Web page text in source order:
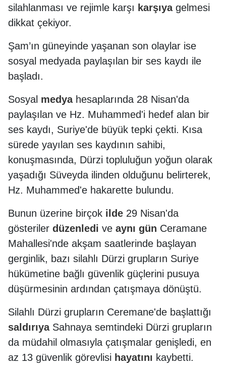
silahlanması ve rejimle karşı karşıyagelmesi
dikkat çekiyor.
Şam’ın güneyinde yaşanan son olaylar ise
sosyal medyada paylaşılan bir ses kaydı ile
başladı.
Sosyal medyahesaplarında 28 Nisan'da
paylaşılan ve Hz. Muhammed'i hedef alan bir
ses kaydı, Suriye'de büyük tepki çekti. Kısa
sürede yayılan ses kaydının sahibi,
konuşmasında, Dürzi topluluğun yoğun olarak
yaşadığı Süveyda ilinden olduğunu belirterek,
Hz. Muhammed'e hakarette bulundu.
Bunun üzerine birçok ilde 29 Nisan'da
gösteriler düzenledi ve aynı gün Ceramane
Mahallesi'nde akşam saatlerinde başlayan
gerginlik, bazı silahlı Dürzi grupların Suriye
hükümetine bağlı güvenlik güçlerini pusuya
düşürmesinin ardından çatışmaya dönüştü.
Silahlı Dürzi grupların Ceremane'de başlattığı
saldırıyaSahnaya semtindeki Dürzi grupların
da müdahil olmasıyla çatışmalar genişledi, en
az 13 güvenlik görevlisi hayatını kaybetti.